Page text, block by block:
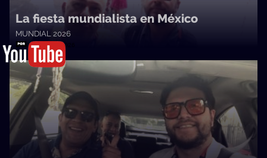
La fiesta mundialista en México
MUNDIAL 2026
13a0 • 23/06/2026